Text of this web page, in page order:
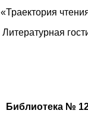
«Траектория
Литературная
Библиотека №